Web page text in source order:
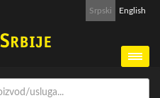
Srpski English